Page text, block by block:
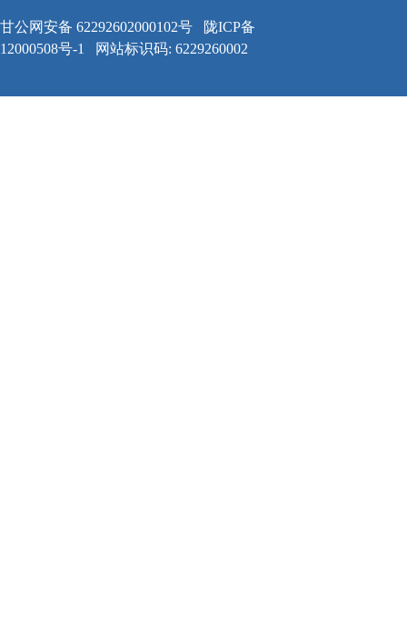
甘公网安备 62292602000102号
陇ICP备
12000508号-1
网站标识码: 6229260002